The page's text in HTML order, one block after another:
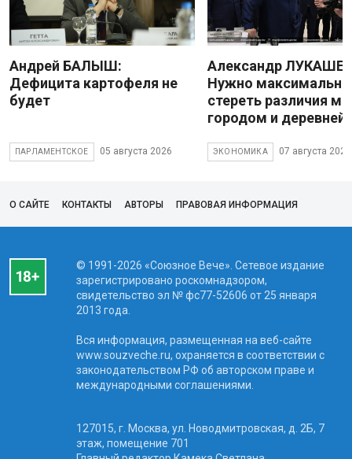
Андрей БАЛЫШ:
Дефицита картофеля не
будет
ПАРЛАМЕНТСКОЕ 05 августа 2026
Александр
Нужно максимально
стереть различия
городом и деревней
ЭКОНОМИКА 07 августа 2026
О САЙТЕ КОНТАКТЫ АВТОРЫ ПРАВОВАЯ ИНФОРМАЦИЯ
© 1991-2026 «Союзное Вече». Сетевое издание
зарегистрировано роскомнадзором,
свидетельство эл № фc77-52606 от 25 января
2013 года.
Вся информация, размещенная на веб-сайте
www.souzveche.ru, охраняется в соответствии с
законодательством РФ об авторском праве и
международными соглашениями.
127015, г. Москва, ул. Новодмитровская, д. 2Б, 7
этаж, помещение 701